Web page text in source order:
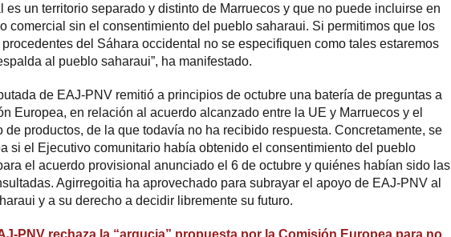
es un territorio separado y distinto de Marruecos y que no puede incluirse en
comercial sin el consentimiento del pueblo saharaui. Si permitimos que los
procedentes del Sáhara occidental no se especifiquen como tales estaremos
al pueblo saharaui”, ha manifestado.
de EAJ-PNV remitió a principios de octubre una batería de preguntas a
Europea, en relación al acuerdo alcanzado entre la UE y Marruecos y el
de productos, de la que todavía no ha recibido respuesta. Concretamente, se
si el Ejecutivo comunitario había obtenido el consentimiento del pueblo
el acuerdo provisional anunciado el 6 de octubre y quiénes habían sido las
Agirregoitia ha aprovechado para subrayar el apoyo de EAJ-PNV al
y a su derecho a decidir libremente su futuro.
PNV rechaza la “argucia” propuesta por la Comisión Europea para no